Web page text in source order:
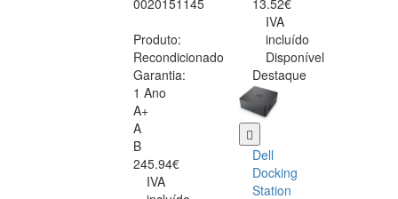
0020151145
Produto:
Recondicionado
Garantia:
1 Ano
A+
A
B
245.94€
IVA
13.52€
IVA
incluído
Disponível
Destaque
Dell
Docking
Station